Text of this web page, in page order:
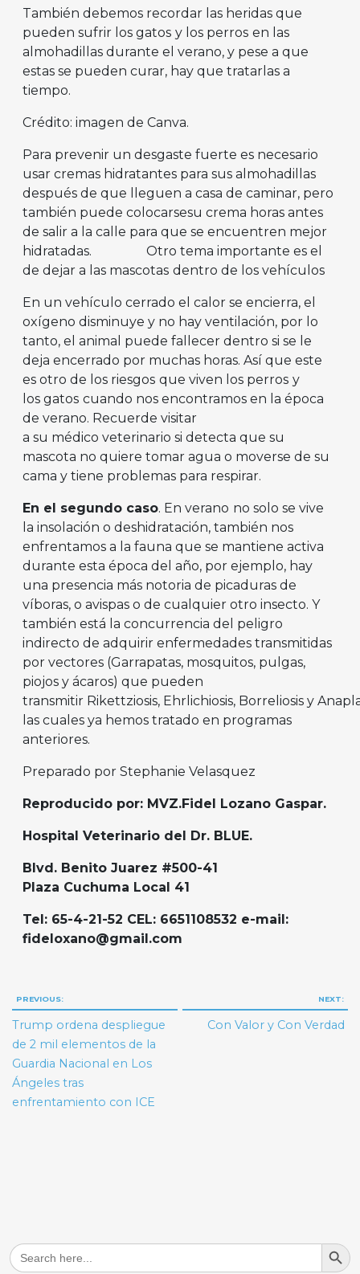
También debemos recordar las heridas que
pueden sufrir los gatos y los perros en las
almohadillas durante el verano, y pese a que
estas se pueden curar, hay que tratarlas a
tiempo.
Crédito: imagen de Canva.
Para prevenir un desgaste fuerte es necesario
usar cremas hidratantes para sus almohadillas
después de que lleguen a casa de caminar, pero
también puede colocarsesu crema horas antes
de salir a la calle para que se encuentren mejor
hidratadas. Otro tema importante es el
de dejar a las mascotas dentro de los vehículos
En un vehículo cerrado el calor se encierra, el
oxígeno disminuye y no hay ventilación, por lo
tanto, el animal puede fallecer dentro si se le
deja encerrado por muchas horas. Así que este
es otro de los riesgos que viven los perros y
los gatos cuando nos encontramos en la época
de verano. Recuerde visitar
a su médico veterinario si detecta que su
mascota no quiere tomar agua o moverse de su
cama y tiene problemas para respirar.
En el segundo caso. En verano no solo se vive
la insolación o deshidratación, también nos
enfrentamos a la fauna que se mantiene activa
durante esta época del año, por ejemplo, hay
una presencia más notoria de picaduras de
víboras, o avispas o de cualquier otro insecto. Y
también está la concurrencia del peligro
indirecto de adquirir enfermedades transmitidas
por vectores (Garrapatas, mosquitos, pulgas,
piojos y ácaros) que pueden
transmitir Rikettziosis, Ehrlichiosis, Borreliosis y
las cuales ya hemos tratado en programas
anteriores.
Preparado por Stephanie Velasquez
Reproducido por: MVZ.Fidel Lozano Gaspar.
Hospital Veterinario del Dr. BLUE.
Blvd . Benito Juarez #500-41
Plaza Cuchuma Local 41
Tel: 65-4-21-52 CEL: 6651108532 e-mail:
fideloxano@gmail.com
Navegación
de
entradas
PREVIOUS:
Trump ordena despliegue
de 2 mil elementos de la
Guardia Nacional en Los
Ángeles tras
enfrentamiento con ICE
NEXT:
Con Valor y Con Verdad
Search
for:
Search